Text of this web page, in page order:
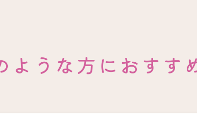
ような方におすす